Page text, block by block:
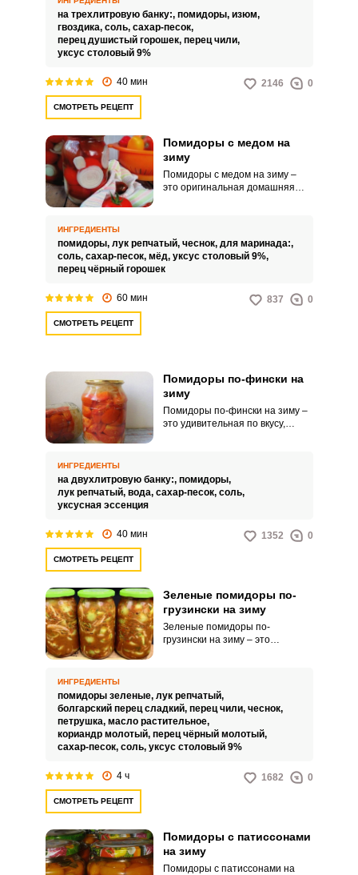
угощение можно подавать в
качестве самостоятельной
закуски или как дополнение к
аппетитным горячим блюдам.
на трехлитровую банку:, помидоры, изюм,
гвоздика, соль, сахар-песок,
перец душистый горошек, перец чили,
уксус столовый 9%
40 мин 2146 0
СМОТРЕТЬ РЕЦЕПТ
Помидоры с медом на
зиму
Помидоры с медом на зиму –
это оригинальная домашняя
угощение можно подавать в
качестве самостоятельной
закуски или как дополнение к
ИНГРЕДИЕНТЫ
помидоры, лук репчатый, чеснок, для маринада:,
соль, сахар-песок, мёд, уксус столовый 9%,
перец чёрный горошек
60 мин 837 0
СМОТРЕТЬ РЕЦЕПТ
Помидоры по-фински на
зиму
Помидоры по-фински на зиму –
это удивительная по вкусу,
стол. Такую консервацию можно
подавать как отдельную
холодную закуску или в качестве
ИНГРЕДИЕНТЫ
на двухлитровую банку:, помидоры,
лук репчатый, вода, сахар-песок, соль,
уксусная эссенция
40 мин 1352 0
СМОТРЕТЬ РЕЦЕПТ
Зеленые помидоры по-
грузински на зиму
Зеленые помидоры по-
грузински на зиму – это
праздничный стол. Такое
угощение можно подавать в
качестве самостоятельной
закуски или как дополнение к
горячим блюдам.
ИНГРЕДИЕНТЫ
помидоры зеленые, лук репчатый,
болгарский перец сладкий, перец чили, чеснок,
петрушка, масло растительное,
кориандр молотый, перец чёрный молотый,
сахар-песок, соль, уксус столовый 9%
4 ч 1682 0
СМОТРЕТЬ РЕЦЕПТ
Помидоры с патиссонами
на зиму
Помидоры с патиссонами на